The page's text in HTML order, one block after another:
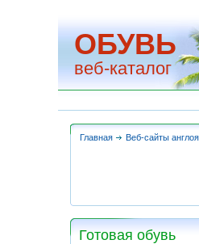
ОБУВЬ
веб-каталог
Главная Веб-сайты
Готовая обувь